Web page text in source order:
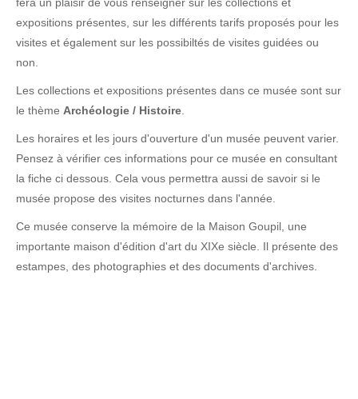
expositions présentes, sur les différents tarifs proposés pour les
visites et également sur les possibiltés de visites guidées ou
non.
Les collections et expositions présentes dans ce musée sont sur
le thème Archéologie / Histoire
Les horaires et les jours d'ouverture d'un musée peuvent varier.
Pensez à vérifier ces informations pour ce musée en consultant
la fiche ci dessous. Cela vous permettra aussi de savoir si le
musée propose des visites nocturnes dans l'année.
Ce musée conserve la mémoire de la Maison Goupil, une
importante maison d'édition d'art du XIXe siècle. Il présente des
estampes, des photographies et des documents d'archives.